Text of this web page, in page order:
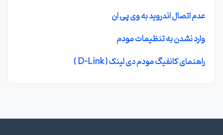
عدم اتصال اندروید به وی پی ان
وارد نشدن به تنظیمات مودم
راهنمای کانفیگ مودم دی لینک ( D-Link )